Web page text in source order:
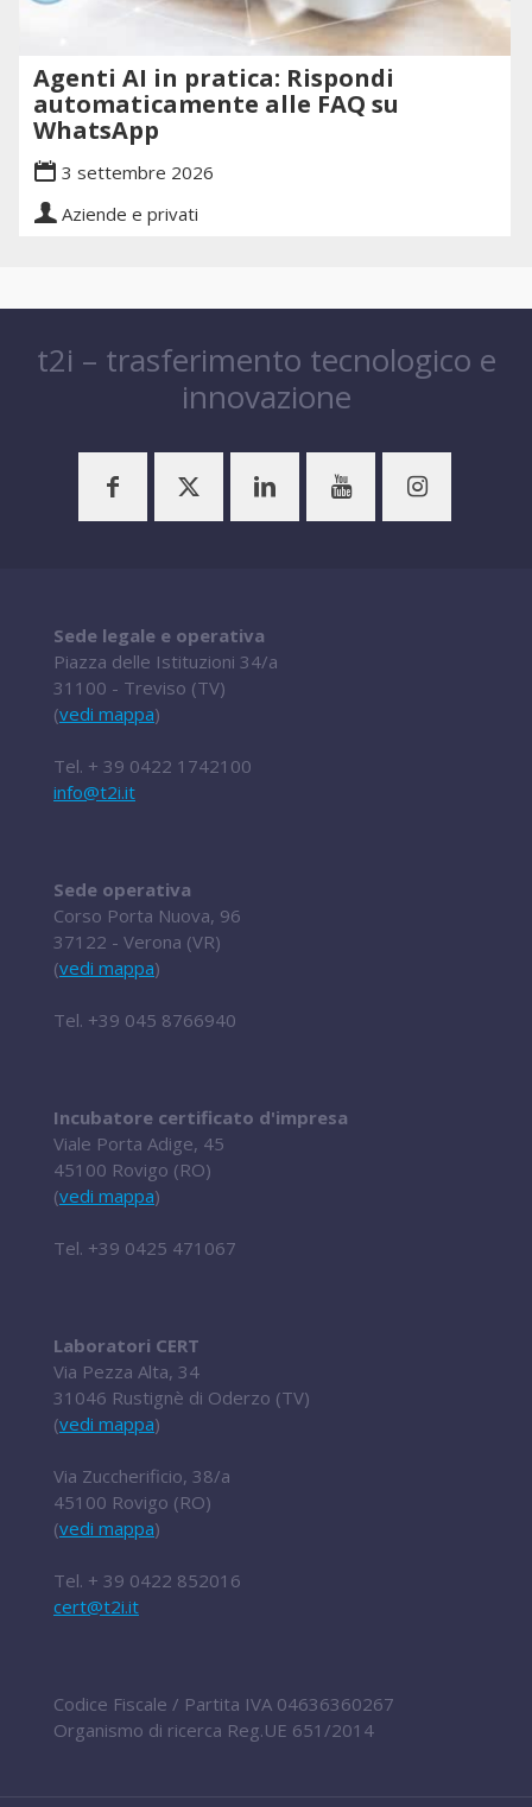
Agenti AI in pratica: Rispondi
automaticamente alle FAQ su
WhatsApp
3 settembre 2026
Aziende e privati
t2i – trasferimento tecnologico e
innovazione
Sede legale e operativa
Piazza delle Istituzioni 34/a
31100 - Treviso (TV)
(vedi mappa)
Tel. + 39 0422 1742100
info@t2i.it
Sede operativa
Corso Porta Nuova, 96
37122 - Verona (VR)
(vedi mappa)
Tel. +39 045 8766940
Incubatore certificato d'impresa
Viale Porta Adige, 45
45100 Rovigo (RO)
(vedi mappa)
Tel. +39 0425 471067
Laboratori CERT
Via Pezza Alta, 34
31046 Rustignè di Oderzo (TV)
(vedi mappa)
Via Zuccherificio, 38/a
45100 Rovigo (RO)
(vedi mappa)
Tel. + 39 0422 852016
cert@t2i.it
Codice Fiscale / Partita IVA 04636360267
Organismo di ricerca Reg.UE 651/2014